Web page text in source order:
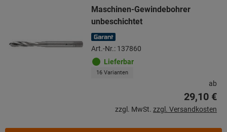
Maschinen-Gewindebohrer
unbeschichtet
Art.-Nr.: 137860
Lieferbar
16 Varianten
ab
29,10 €
zzgl. MwSt. zzgl. Versandkosten